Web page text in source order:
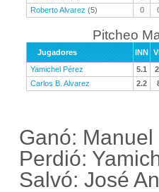
Roberto Alvarez (5) 0
Pitcheo
Jugadores INN
Yamichel Pérez
5.1
Carlos B. Alvarez
2.2
Ganó:
Perdió:
Salvó: José